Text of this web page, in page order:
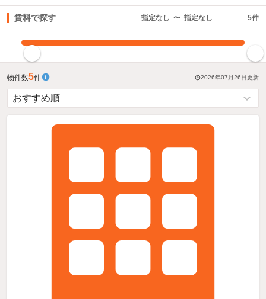
賃料で探す 指定なし 〜 指定なし 5件
物件数5件 2026年07月26日更新